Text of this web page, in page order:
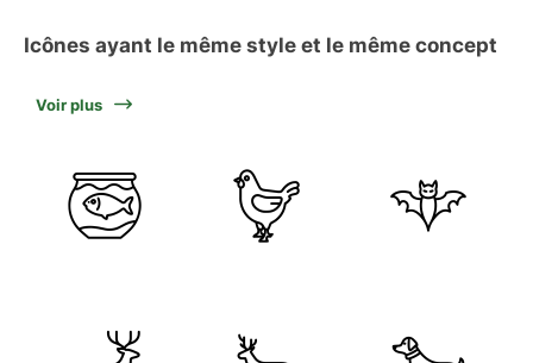
Icônes ayant le même style et le même concept
Voir plus